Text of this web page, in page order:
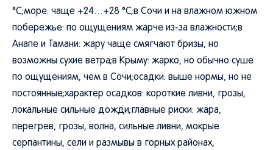
°C;море: чаще +24…+28 °C;в Сочи и на влажном южном
побережье: по ощущениям жарче из-за влажности;в
Анапе и Тамани: жару чаще смягчают бризы, но
возможны сухие ветра;в Крыму: жарко, но обычно суше
по ощущениям, чем в Сочи;осадки: выше нормы, но не
постоянные;характер осадков: короткие ливни, грозы,
локальные сильные дожди;главные риски: жара,
перегрев, грозы, волна, сильные ливни, мокрые
серпантины, сели и размывы в горных районах,